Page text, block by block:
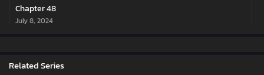
Chapter 48
July 8, 2024
Related Series